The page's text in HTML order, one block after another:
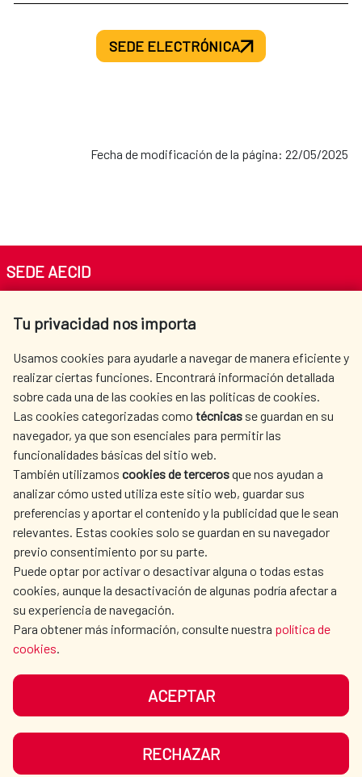
SEDE ELECTRÓNICA
Fecha de modificación de la página: 22/05/2025
Tu privacidad nos importa
Usamos cookies para ayudarle a navegar de manera eficiente y
realizar ciertas funciones. Encontrará información detallada
sobre cada una de las cookies en las políticas de cookies.
Las cookies categorizadas como técnicas se guardan en su
navegador, ya que son esenciales para permitir las
funcionalidades básicas del sitio web.
También utilizamos cookies de tercerosque nos ayudan a
analizar cómo usted utiliza este sitio web, guardar sus
preferencias y aportar el contenido y la publicidad que le sean
relevantes. Estas cookies solo se guardan en su navegador
previo consentimiento por su parte.
Puede optar por activar o desactivar alguna o todas estas
cookies, aunque la desactivación de algunas podría afectar a
su experiencia de navegación.
Para obtener más información, consulte nuestra política de
cookies.
ACEPTAR
RECHAZAR
SEDE AECID
Tel. +34 900 20 30 54​​​​​​​
AECID
WHERE DO WE COOPERATE?
SPANISH HUMANITARIAN
ACTION
PRESS ROOM
CULTURE AND SCIENCE LIBRARY
OUR SOCIAL MEDIA
DATA PROTECTION
COOKIE POLICY
BROWSING GUIDE
SITEMAP